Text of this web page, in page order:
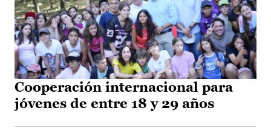
Cooperación internacional para
jóvenes de entre 18 y 29 años